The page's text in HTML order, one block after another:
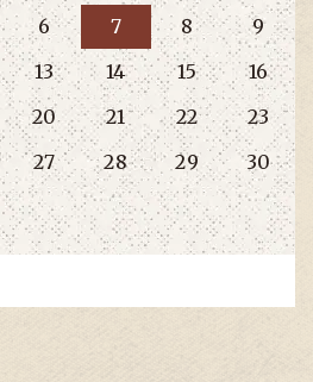
6 7 8
9
13 14 15
16
20 21 22
23
27 28 29
30